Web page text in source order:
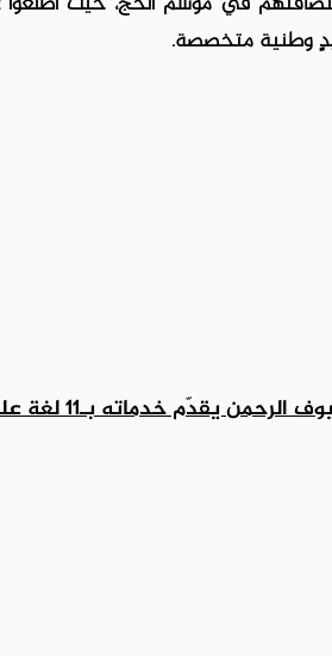
وطنية متخصصة.
يقدّم خدماته بـ11 لغة على مدار الساعة